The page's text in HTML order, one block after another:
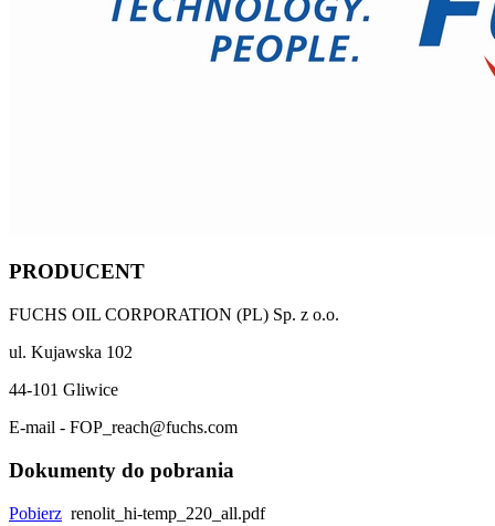
PRODUCENT
FUCHS OIL CORPORATION (PL) Sp. z o.o.
ul. Kujawska 102
44-101 Gliwice
E-mail - FOP_reach@fuchs.com
Dokumenty do pobrania
Pobierz renolit_hi-temp_220_all.pdf